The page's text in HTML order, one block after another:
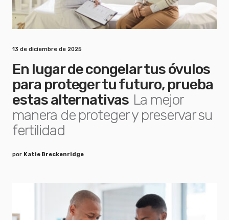
13 de diciembre de 2025
En lugar de congelar tus óvulos
para proteger tu futuro, prueba
estas alternativas La mejor
manera de proteger y preservar su
fertilidad
por Katie Breckenridge